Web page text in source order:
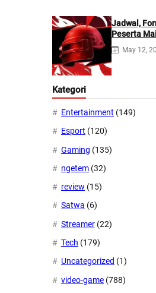
Jadwal,
Peserta
2026
May 12,
Kategori
Entertainment (149)
Esport (120)
Gaming (135)
ngetem (32)
review (15)
Satwa (6)
Streamer (22)
Tech (179)
Uncategorized (1)
video-game (788)